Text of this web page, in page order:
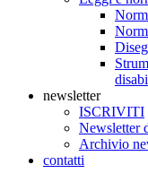
newsletter
ISCRIVITI
Newsletter
Archivio
contatti